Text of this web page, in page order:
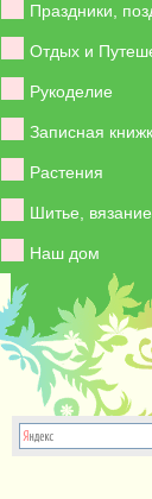
Праздники,
Отдых и
Рукоделие
Записная
Растения
Шитье, вязание
Наш дом